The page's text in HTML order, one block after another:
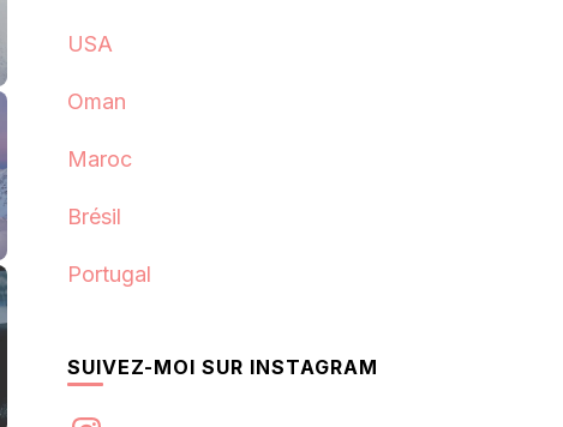
USA
Oman
Maroc
Brésil
Portugal
SUIVEZ-MOI SUR INSTAGRAM
Instagram